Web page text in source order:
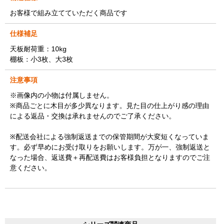
お客様で組み立てていただく商品です
仕様補足
天板耐荷重：10kg
棚板：小3枚、大3枚
注意事項
※画像内の小物は付属しません。
※商品ごとに木目が多少異なります。見た目の仕上がり感の理由
による返品・交換は承れませんのでご了承ください。
※配送会社による強制返送までの保管期間が大変短くなっていま
す。必ず早めにお受け取りをお願いします。万が一、強制返送と
なった場合、返送費＋再配送費はお客様負担となりますのでご注
意ください。